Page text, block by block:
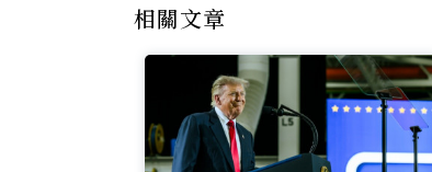
相關文章